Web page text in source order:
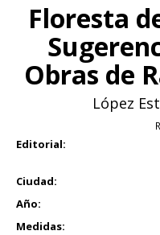
Floresta
Obras de
López
Editorial:
Ciudad:
Año:
Medidas: